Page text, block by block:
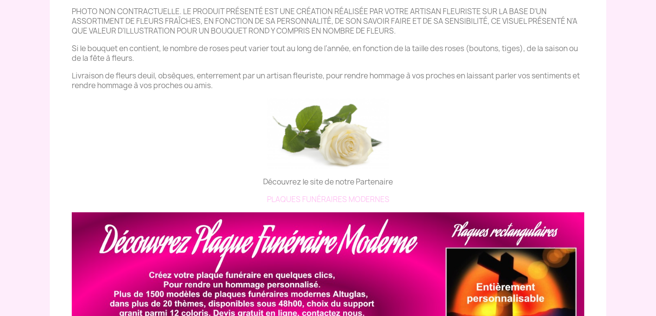
PHOTO NON CONTRACTUELLE. LE PRODUIT PRÉSENTÉ EST UNE CRÉATION RÉALISÉE PAR VOTRE ARTISAN FLEURISTE SUR LA BASE D'UN
ASSORTIMENT DE FLEURS FRAÎCHES, EN FONCTION DE SA PERSONNALITÉ, DE SON SAVOIR FAIRE ET DE SA SENSIBILITÉ, CE VISUEL PRÉSENTÉ N'A
QUE VALEUR D'ILLUSTRATION POUR UN BOUQUET ROND Y COMPRIS EN NOMBRE DE FLEURS.
Si le bouquet en contient, le nombre de roses peut varier tout au long de l'année, en fonction de la taille des roses (boutons, tiges), de la saison ou
de la fête à fleurs.
Livraison de fleurs deuil, obsèques, enterrement par un artisan fleuriste, pour rendre hommage à vos proches en laissant parler vos sentiments et
rendre hommage à vos proches ou amis.
Découvrez le site de notre Partenaire
PLAQUES FUNÉRAIRES MODERNES